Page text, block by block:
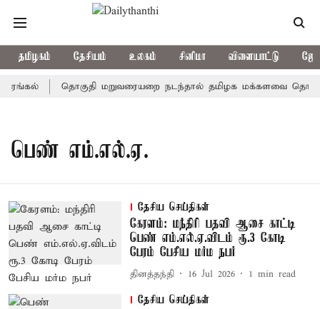
தமிழகம் தேசியம் உலகம் சினிமா விளையாட்டு
தொகுதி மறுவரையறை நடந்தால் தமிழக மக்களவை
பெண் எம்.எல்.ஏ.
தேசிய செய்திகள்
கேரளம்: மந்திரி பதவி ஆசை காட்டி
பெண் எம்.எல்.ஏ.விடம் ரூ.3 கோடி
பேரம் பேசிய மர்ம நபர்
தினத்தந்தி 16 Jul 2026 1 min read
தேசிய செய்திகள்